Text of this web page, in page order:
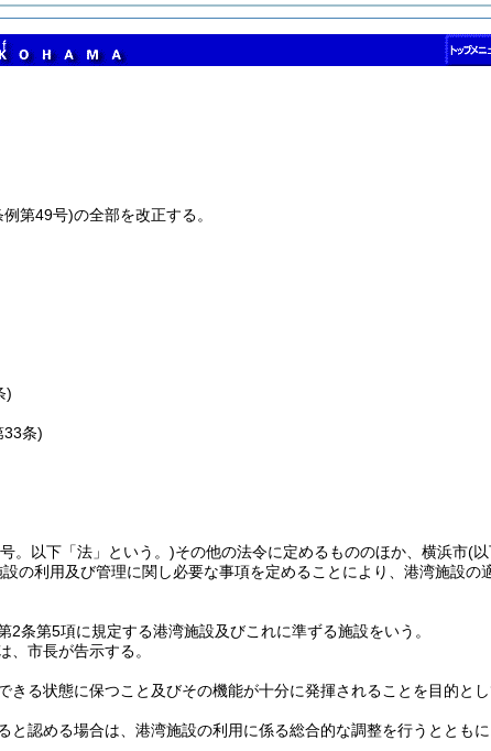
第49号)の全部を改正する。
)
条)
。以下「法」という。)その他の法令に定めるもののほか、横浜市(
の利用及び管理に関し必要な事項を定めることにより、港湾施設の
2条第5項に規定する港湾施設及びこれに準ずる施設をいう。
、市長が告示する。
きる状態に保つこと及びその機能が十分に発揮されることを目的と
と認める場合は、港湾施設の利用に係る総合的な調整を行うととも